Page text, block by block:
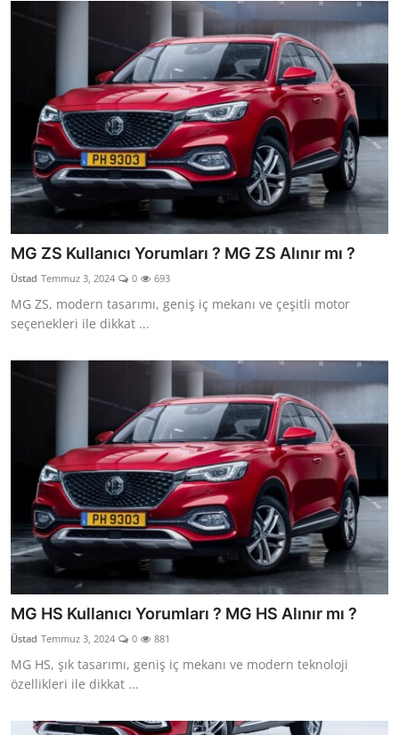
MG ZS Kullanıcı Yorumları ? MG ZS Alınır mı ?
Üstad Temmuz 3, 2024 0 693
MG ZS, modern tasarımı, geniş iç mekanı ve çeşitli motor
seçenekleri ile dikkat ...
MG HS Kullanıcı Yorumları ? MG HS Alınır mı ?
Üstad Temmuz 3, 2024 0 881
MG HS, şık tasarımı, geniş iç mekanı ve modern teknoloji
özellikleri ile dikkat ...